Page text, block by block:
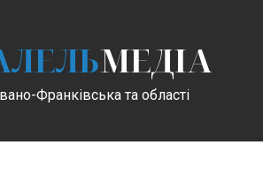
МЕДІА
Франківська та області